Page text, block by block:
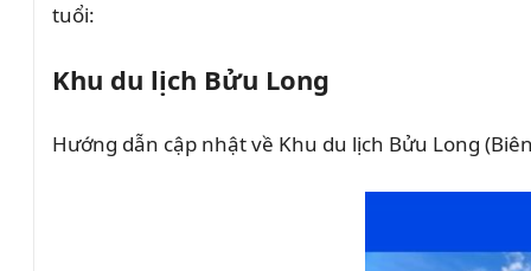
tuổi:
Khu du lịch Bửu Long
Hướng dẫn cập nhật về Khu du lịch Bửu Long